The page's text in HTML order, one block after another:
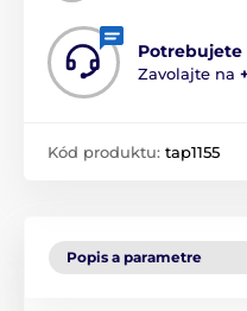
Potrebujete
Zavolajte na
Kód produktu: tap1155
Popis a parametre